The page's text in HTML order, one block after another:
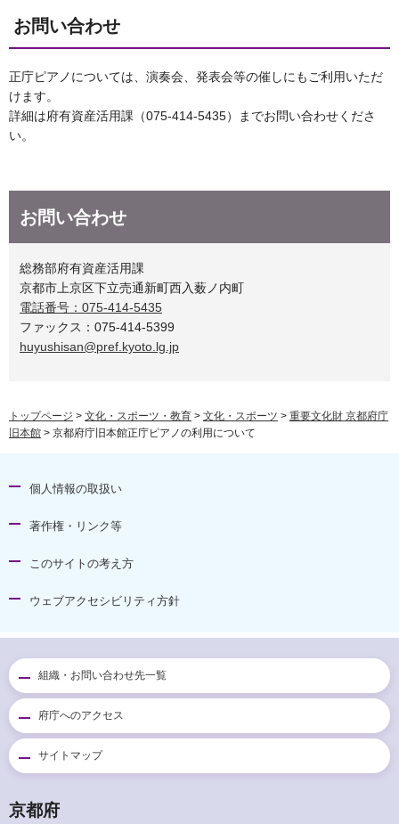
お問い合わせ
正庁ピアノについては、演奏会、発表会等の催しにもご利用いただ
けます。
詳細は府有資産活用課（075-414-5435）までお問い合わせくださ
い。
お問い合わせ
総務部府有資産活用課
京都市上京区下立売通新町西入薮ノ内町
電話番号：075-414-5435
ファックス：075-414-5399
huyushisan@pref.kyoto.lg.jp
トップページ > 文化・スポーツ・教育 > 文化・スポーツ > 重要文化財 京都府庁
旧本館 > 京都府庁旧本館正庁ピアノの利用について
個人情報の取扱い
著作権・リンク等
このサイトの考え方
ウェブアクセシビリティ方針
組織・お問い合わせ先一覧
府庁へのアクセス
サイトマップ
京都府